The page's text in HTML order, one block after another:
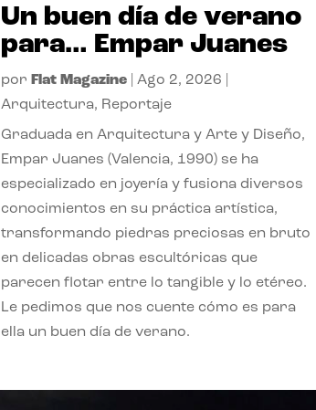
Un buen día de verano
para… Empar Juanes
por Flat Magazine |Ago 2, 2026
Arquitectura, Reportaje
Graduada en Arquitectura y Arte y Diseño,
Empar Juanes (Valencia, 1990) se ha
especializado en joyería y fusiona diversos
conocimientos en su práctica artística,
transformando piedras preciosas en bruto
en delicadas obras escultóricas que
parecen flotar entre lo tangible y lo etéreo.
Le pedimos que nos cuente cómo es para
ella un buen día de verano.